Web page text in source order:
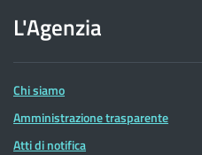
dell'Agenzia
delle
Entrate
L'Agenzia
Chi siamo
Amministrazione trasparente
Atti di notifica